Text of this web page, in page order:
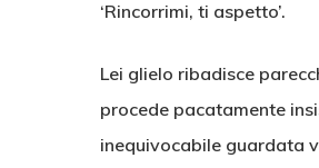
‘Rincorrimi, ti aspetto’.
Lei glielo ribadisce
procede pacatamente
inequivocabile guardata